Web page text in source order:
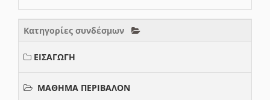
Κατηγορίες συνδέσμων
ΕΙΣΑΓΩΓΗ
ΜΑΘΗΜΑ ΠΕΡΙΒΑΛΟΝ